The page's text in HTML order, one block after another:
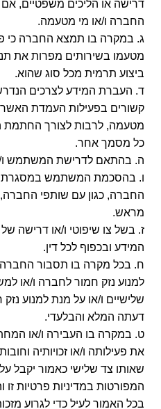
דרישה או הליכים משפטיים, אם
החברה ו/או מי מטעמה.
ג. במקרה בו תמצא החברה כי
מטעמו בשירותים מפרות את
ביצוע תרמית מכל סוג שהוא.
ד. העברת המידע לצרכים
קשורים בפעילות העמדת
מטעמה, לרבות לצורך החתמת
כל מסמך אחר.
ה. בהתאם לדרישת המשתמש
ו. בהסכמת המשתמש במסגרת
החברה, כגון עם שותפי
מראש.
ז. בשל צו שיפוטי ו/או דרישה
המידע ובכפוף לכל דין.
ח. בכל מקרה בו תסבור החברה
למנוע נזק חמור לחברה ו/או
שלישיים ו/או על מנת למנוע
דעתה המלא והבלעדי.
ט. במקרה בו העבירה ו/או
את פעילותה ו/או זכויותיה
שאותו צד שלישי כאמור יקבל
המפורטות במדיניות פרטיות זו
בכל האמור לעיל כדי לגרוע